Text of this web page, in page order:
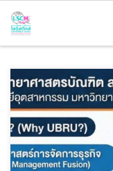
Skip to content
Logistics and